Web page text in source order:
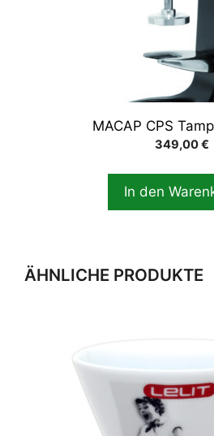
MACAP CPS
349,00€
In den
ÄHNLICHE PRODUKTE